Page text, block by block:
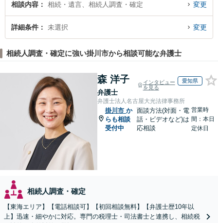
で相続人調査・確定を法律相談できる掛川市内の弁護士に相談予約したい』な
どでお困りの相談者さんにおすすめです。
相談内容 相続・遺言、相続人調査・確定 変更
詳細条件 未選択 変更
相続人調査・確定に強い掛川市から相談可能な弁護士
森 洋子
弁護士
インタビュー
を見る
愛知県
弁護士法人名古屋大光法律事務所
掛川市 か
らも相談
受付中
面談方法(対面・電
話・ビデオなど)は
応相談
営業時
間：本日
定休日
相続人調査・確定
【東海エリア】【電話相談可】【初回相談無料】【弁護士歴10年以
上】迅速・細やかに対応。専門の税理士・司法書士と連携し、相続税